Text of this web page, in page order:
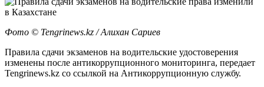
Фото ©️ Tengrinews.kz / Алихан Сариев
Правила сдачи экзаменов на водительские удостоверения
изменены после антикоррупционного мониторинга, передает
Tengrinews.kz со ссылкой на Антикоррупционную службу.